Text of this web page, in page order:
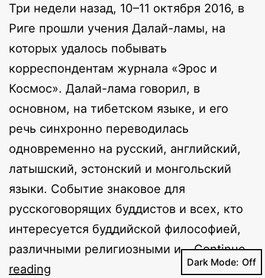
Три недели назад, 10–11 октября 2016, в
Риге прошли учения Далай-ламы, на
которых удалось побывать
корреспондентам журнала «Эрос и
Космос». Далай-лама говорил, в
основном, на тибетском языке, и его
речь синхронно переводилась
одновременно на русский, английский,
латышский, эстонский и монгольский
языки. Событие знаковое для
русскоговорящих буддистов и всех, кто
интересуется буддийской философией,
различными религиозными и…Continue
reading
Dark Mode: